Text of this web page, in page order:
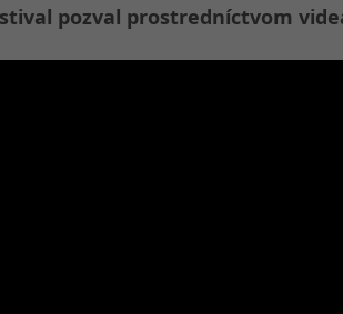
pozval prostredníctvom